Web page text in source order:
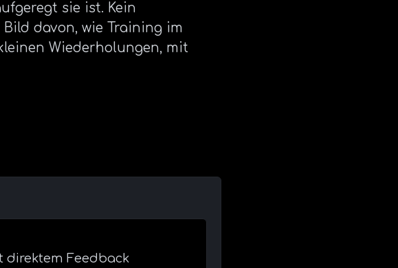
sie ist. Kein
davon, wie Training im
Wiederholungen, mit
direktem Feedback